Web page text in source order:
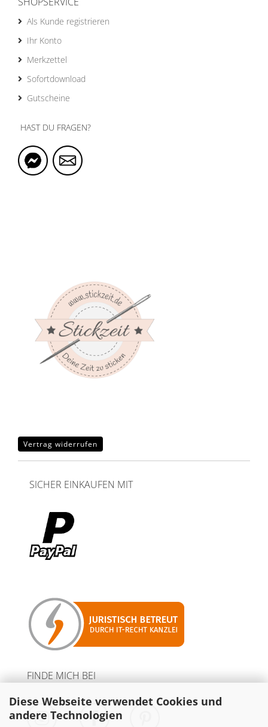
Diese Webseite verwendet Cookies und
andere Technologien
Als Kunde registrieren
Ihr Konto
Merkzettel
Sofortdownload
Gutscheine
HAST DU FRAGEN?
Vertrag widerrufen
SICHER EINKAUFEN MIT
FINDE MICH BEI